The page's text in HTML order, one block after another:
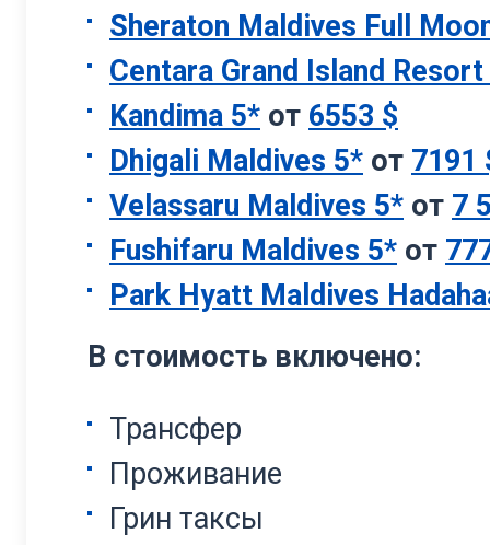
Sheraton Maldives Full
Centara Grand Island
Kandima 5* от 6553 $
Dhigali Maldives 5* от 7191
Velassaru Maldives 5* от 7
Fushifaru Maldives 5* от
Park Hyatt Maldives
В стоимость включено:
Трансфер
Проживание
Грин таксы